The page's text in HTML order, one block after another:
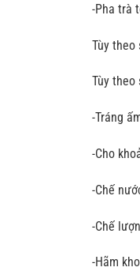
-Pha trà
Tùy theo
Tùy theo
-Tráng
-Cho
-Chế
-Chế
-Hãm